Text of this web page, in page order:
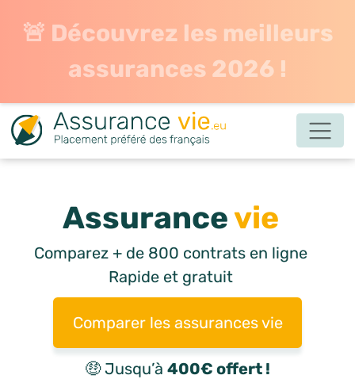
🚨 Découvrez les meilleurs
assurances 2026 !
Assurancevie
Comparez + de 800 contrats en ligne
Rapide et gratuit
Comparer les assurances vie
🤑 Jusqu’à 400€ offert !